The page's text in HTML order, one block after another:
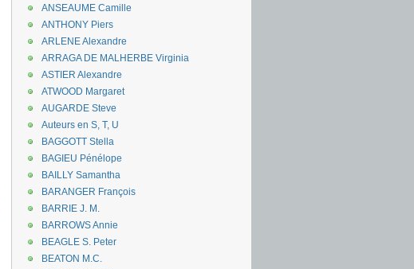
ANSEAUME Camille
ANTHONY Piers
ARLENE Alexandre
ARRAGA DE MALHERBE Virginia
ASTIER Alexandre
ATWOOD Margaret
AUGARDE Steve
Auteurs en S, T, U
BAGGOTT Stella
BAGIEU Pénélope
BAILLY Samantha
BARANGER François
BARRIE J. M.
BARROWS Annie
BEAGLE S. Peter
BEATON M.C.